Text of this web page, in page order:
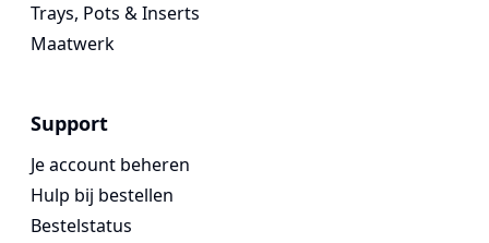
Trays, Pots & Inserts
Maatwerk
Support
Je account beheren
Hulp bij bestellen
Bestelstatus